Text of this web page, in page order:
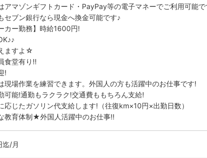
アマゾンギフトカード・PayPay等の電子マネーでご利用可能で
セブン銀行なら現金へ換金可能です♪
カー勤務】時給1600円!
ますよ☆
食堂有り!!
!
現場作業を練習できます。外国人の方も活躍中のお仕事です!
可能!通勤もラクラク!交通費ももちろん支給!
応じたガソリン代支給します!（往復km×10円×出勤日数）
教育体制★外国人活躍中のお仕事!!
/月